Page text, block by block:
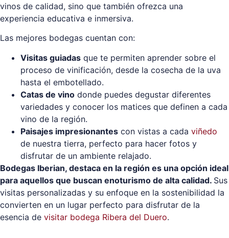
vinos de calidad, sino que también ofrezca una
experiencia educativa e inmersiva.
Las mejores bodegas cuentan con:
Visitas guiadas que te permiten aprender sobre el
proceso de vinificación, desde la cosecha de la uva
hasta el embotellado.
Catas de vino donde puedes degustar diferentes
variedades y conocer los matices que definen a cada
vino de la región.
Paisajes impresionantes con vistas a cada viñedo
de nuestra tierra, perfecto para hacer fotos y
disfrutar de un ambiente relajado.
Bodegas Iberian, destaca en la región es una opción ideal
para aquellos que buscan enoturismo de alta calidad. Sus
visitas personalizadas y su enfoque en la sostenibilidad la
convierten en un lugar perfecto para disfrutar de la
esencia de visitar bodega Ribera del Duero.